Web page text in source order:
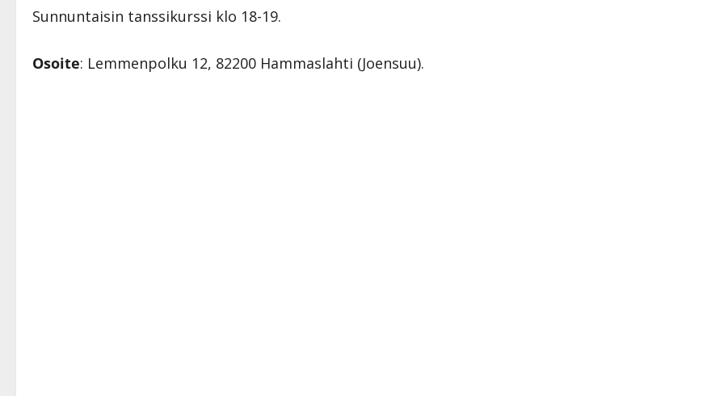
Sunnuntaisin tanssikurssi klo 18-19.
Osoite: Lemmenpolku 12, 82200 Hammaslahti (Joensuu).